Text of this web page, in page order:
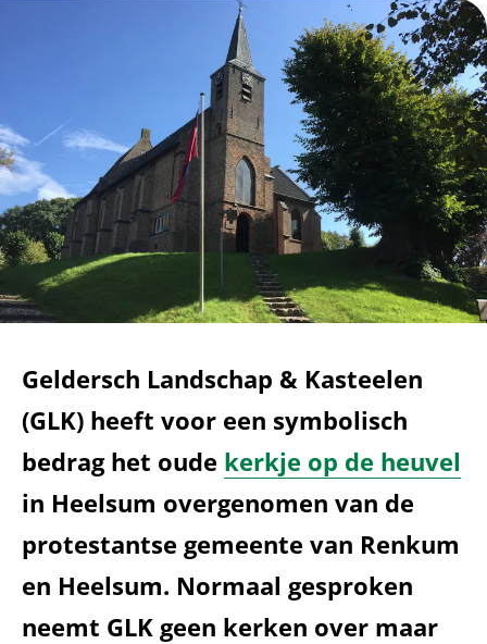
Geldersch Landschap & Kasteelen
(GLK) heeft voor een symbolisch
bedrag het oude kerkje op de heuvel
in Heelsum overgenomen van de
protestantse gemeente van Renkum
en Heelsum. Normaal gesproken
neemt GLK geen kerken over maar